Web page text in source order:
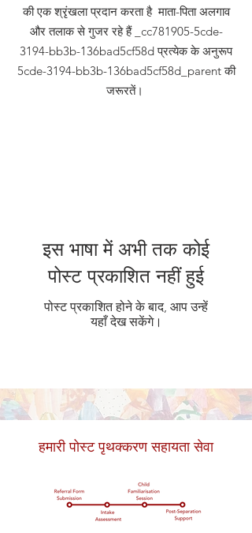
की एक श्रृंखला प्रदान करता है माता-पिता अलगाव
और तलाक से गुजर रहे हैं _cc781905-5cde-
3194-bb3b-136bad5cf58d प्रत्येक के अनुरूप
5cde-3194-bb3b-136bad5cf58d_parent की
जरूरतें।
इस भाषा में अभी तक कोई
पोस्ट प्रकाशित नहीं हुई
पोस्ट प्रकाशित होने के बाद, आप उन्हें
यहाँ देख सकेंगे।
हमारी पोस्ट पृथक्करण सहायता सेवा